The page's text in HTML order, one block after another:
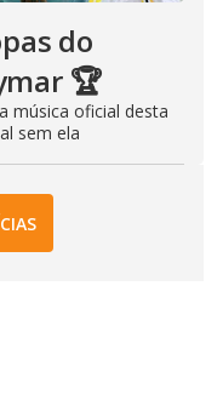
do
🏆
música oficial desta
sem ela